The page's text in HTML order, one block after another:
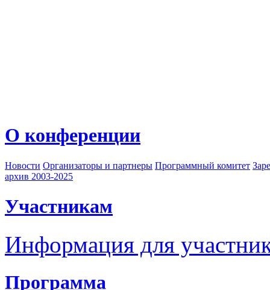
О конференции
Новости Организаторы и партнеры Программный комитет
архив 2003-2025
Участникам
Информация для
Программа